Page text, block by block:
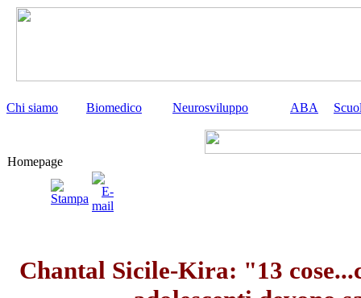
Chi siamo Biomedico Neurosviluppo ABA
Homepage
Chantal Sicile-Kira: "13